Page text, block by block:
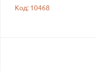
Код: 10468